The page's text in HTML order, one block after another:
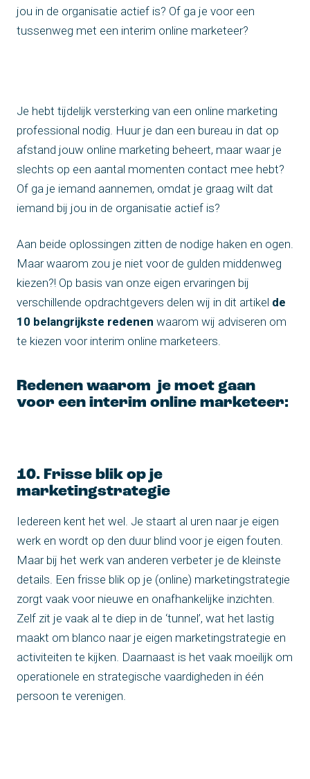
jou in de organisatie actief is? Of ga je voor een
tussenweg met een interim online marketeer?
Je hebt tijdelijk versterking van een online marketing
professional nodig. Huur je dan een bureau in dat op
afstand jouw online marketing beheert, maar waar je
slechts op een aantal momenten contact mee hebt?
Of ga je iemand aannemen, omdat je graag wilt dat
iemand bij jou in de organisatie actief is?
Aan beide oplossingen zitten de nodige haken en ogen.
Maar waarom zou je niet voor de gulden middenweg
kiezen?! Op basis van onze eigen ervaringen bij
verschillende opdrachtgevers delen wij in dit artikel de
10 belangrijkste redenen waarom wij adviseren om
te kiezen voor interim online marketeers.
Redenen waarom je moet gaan
voor een interim online marketeer:
10. Frisse blik op je
marketingstrategie
Iedereen kent het wel. Je staart al uren naar je eigen
werk en wordt op den duur blind voor je eigen fouten.
Maar bij het werk van anderen verbeter je de kleinste
details. Een frisse blik op je (online) marketingstrategie
zorgt vaak voor nieuwe en onafhankelijke inzichten.
Zelf zit je vaak al te diep in de ‘tunnel’, wat het lastig
maakt om blanco naar je eigen marketingstrategie en
activiteiten te kijken. Daarnaast is het vaak moeilijk om
operationele en strategische vaardigheden in één
persoon te verenigen.